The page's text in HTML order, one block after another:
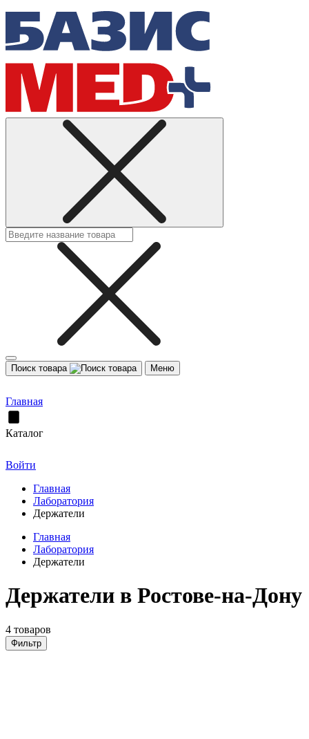
Поиск товара Меню
Главная
Каталог
Войти
Главная
Лаборатория
Держатели
Главная
Лаборатория
Держатели
Держатели в Ростове-на-Дону
4 товаров
Фильтр